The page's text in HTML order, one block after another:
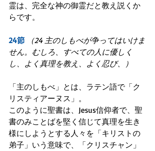
霊は、完全な神の御霊だと教え説くか
らです。
24節
（24 主のしもべが争ってはいけま
せん。むしろ、すべての人に優しく
し、よく真理を教え、よく忍び、）
「主のしもべ」とは、ラテン語で「ク
リスティアーヌス」。
このように聖書は、Jesus信仰者で、聖
書のみことばを堅く信じて真理を生き
様にしようとする人々を「キリストの
弟子」いう意味で、「クリスチャン」